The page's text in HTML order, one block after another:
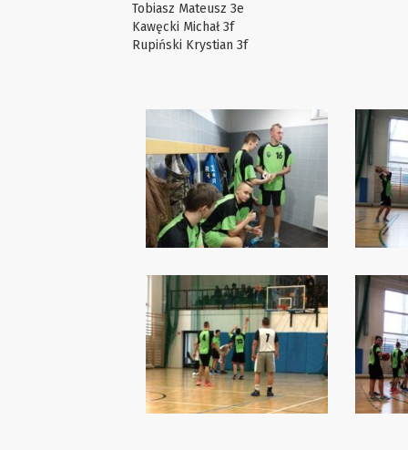
Tobiasz Mateusz 3e
Kawęcki Michał 3f
Rupiński Krystian 3f